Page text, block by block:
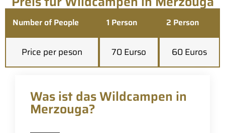
Number of People 1 Person 2 Person
Price per peson 70 Eurso 60 Euros
Was ist das Wildcampen in
Merzouga?